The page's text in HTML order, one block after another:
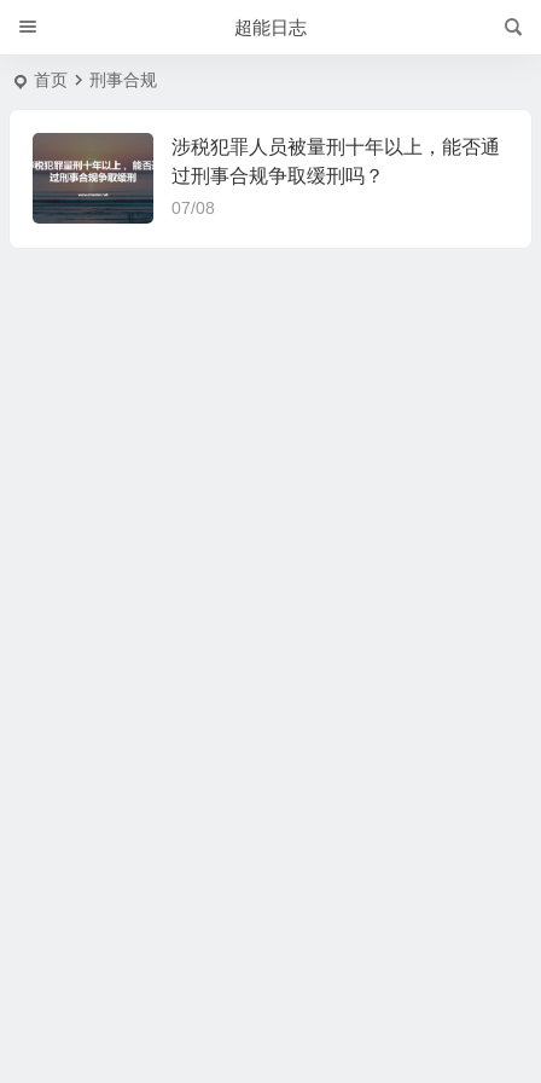
超能日志
首页 刑事合规
涉税犯罪人员被量刑十年以上，能否通
过刑事合规争取缓刑吗？
07/08